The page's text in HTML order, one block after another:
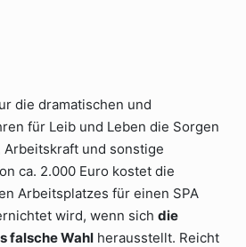
die dramatischen und
für Leib und Leben die Sorgen
und sonstige
ca. 2.000 Euro kostet die
Arbeitsplatzes für einen SPA
wird, wenn sich die
falsche Wahl herausstellt. Reicht